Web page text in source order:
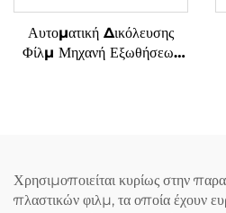
Αυτοματική Δικόλευσης
Φίλμ Μηχανή Εξωθήσεως
Χρησιμοποιείται κυρίως στην
πλαστικών φιλμ, τα οποία έχουν